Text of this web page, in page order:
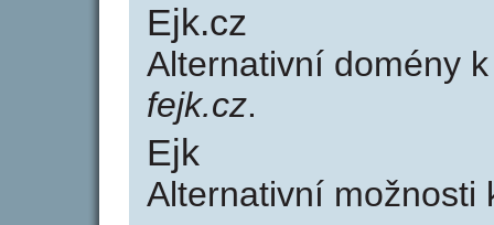
Ejk.cz
Alternativní domény
fejk.cz.
Ejk
Alternativní možnosti